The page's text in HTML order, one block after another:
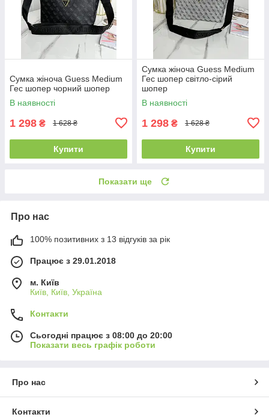
Сумка жіноча Guess Medium
Гес шопер чорний шопер
В наявності
1 298 ₴ 1 628 ₴
Купити
Сумка жіноча Guess Medium
Гес шопер світло-сірий
шопер
В наявності
1 298 ₴ 1 628 ₴
Купити
Показати ще
Про нас
100% позитивних з 13 відгуків за рік
Працює з 29.01.2018
м. Київ
Київ, Київ, Україна
Контакти
Сьогодні працює з 08:00 до 20:00
Показати весь графік роботи
Про нас
Контакти